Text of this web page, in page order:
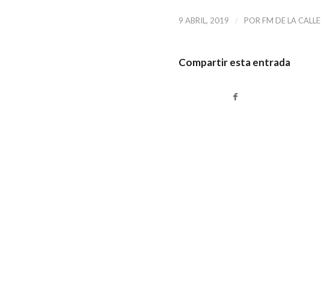
9 ABRIL, 2019 / POR FM DE LA CALLE
Compartir esta entrada